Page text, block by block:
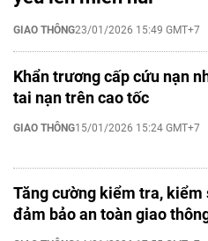
GIAO THÔNG23/01/2026 15:49 GMT+7
Khẩn trương cấp cứu nạn
tai nạn trên cao tốc
GIAO THÔNG15/01/2026 15:24 GMT+7
Tăng cường kiểm tra, kiểm
đảm bảo an toàn giao